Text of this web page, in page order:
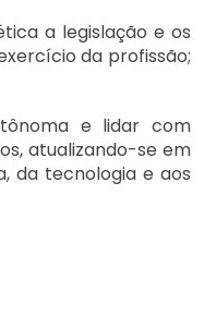
a legislação e os
da profissão;
e lidar com
atualizando-se em
da tecnologia e aos